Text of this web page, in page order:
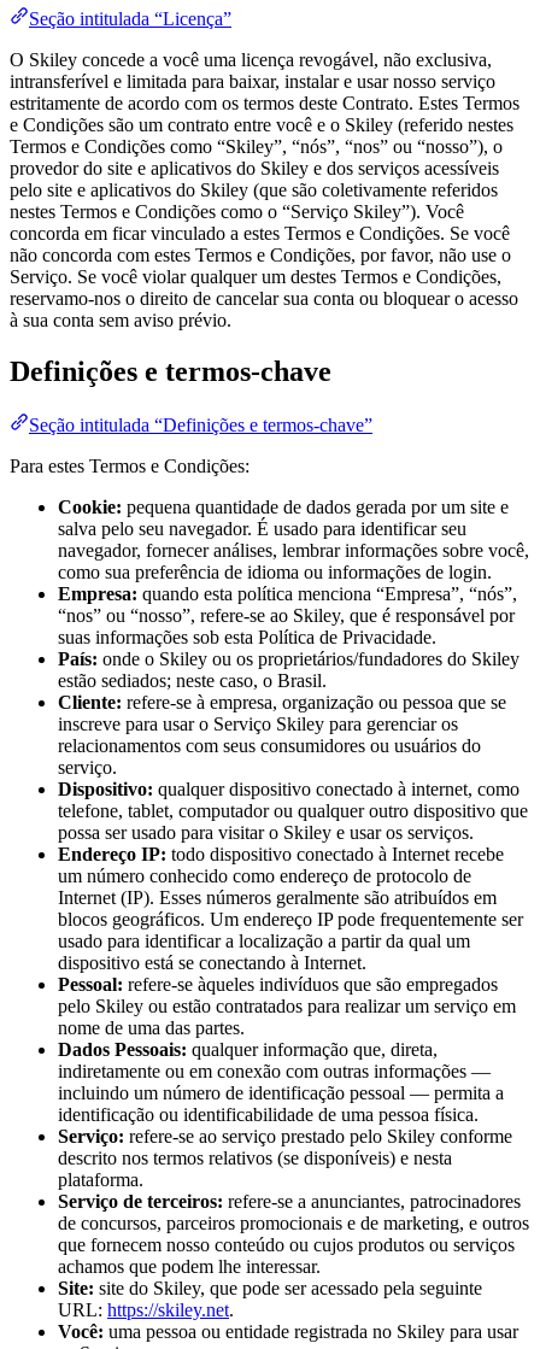
Seção intitulada “Licença”
O Skiley concede a você uma licença revogável, não exclusiva,
intransferível e limitada para baixar, instalar e usar nosso serviço
estritamente de acordo com os termos deste Contrato. Estes Termos
e Condições são um contrato entre você e o Skiley (referido nestes
Termos e Condições como “Skiley”, “nós”, “nos” ou “nosso”), o
provedor do site e aplicativos do Skiley e dos serviços acessíveis
pelo site e aplicativos do Skiley (que são coletivamente referidos
nestes Termos e Condições como o “Serviço Skiley”). Você
concorda em ficar vinculado a estes Termos e Condições. Se você
não concorda com estes Termos e Condições, por favor, não use o
Serviço. Se você violar qualquer um destes Termos e Condições,
reservamo-nos o direito de cancelar sua conta ou bloquear o acesso
à sua conta sem aviso prévio.
Definições e termos-chave
Seção intitulada “Definições e termos-chave”
Para estes Termos e Condições:
Cookie: pequena quantidade de dados gerada por um site e
salva pelo seu navegador. É usado para identificar seu
navegador, fornecer análises, lembrar informações sobre você,
como sua preferência de idioma ou informações de login.
Empresa: quando esta política menciona “Empresa”, “nós”,
“nos” ou “nosso”, refere-se ao Skiley, que é responsável por
suas informações sob esta Política de Privacidade.
País: onde o Skiley ou os proprietários/fundadores do Skiley
estão sediados; neste caso, o Brasil.
Cliente: refere-se à empresa, organização ou pessoa que se
inscreve para usar o Serviço Skiley para gerenciar os
relacionamentos com seus consumidores ou usuários do
serviço.
Dispositivo: qualquer dispositivo conectado à internet, como
telefone, tablet, computador ou qualquer outro dispositivo que
possa ser usado para visitar o Skiley e usar os serviços.
Endereço IP: todo dispositivo conectado à Internet recebe
um número conhecido como endereço de protocolo de
Internet (IP). Esses números geralmente são atribuídos em
blocos geográficos. Um endereço IP pode frequentemente ser
usado para identificar a localização a partir da qual um
dispositivo está se conectando à Internet.
Pessoal: refere-se àqueles indivíduos que são empregados
pelo Skiley ou estão contratados para realizar um serviço em
nome de uma das partes.
Dados Pessoais: qualquer informação que, direta,
indiretamente ou em conexão com outras informações —
incluindo um número de identificação pessoal — permita a
identificação ou identificabilidade de uma pessoa física.
Serviço: refere-se ao serviço prestado pelo Skiley conforme
descrito nos termos relativos (se disponíveis) e nesta
plataforma.
Serviço de terceiros: refere-se a anunciantes, patrocinadores
de concursos, parceiros promocionais e de marketing, e outros
que fornecem nosso conteúdo ou cujos produtos ou serviços
achamos que podem lhe interessar.
Site: site do Skiley, que pode ser acessado pela seguinte
URL: https://skiley.net.
Você: uma pessoa ou entidade registrada no Skiley para usar